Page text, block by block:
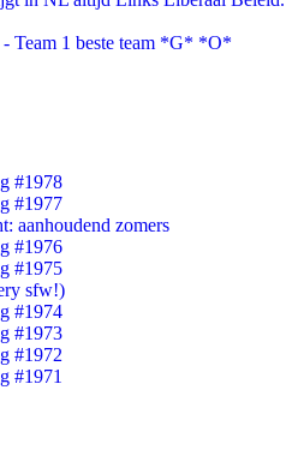
Team 1 beste team *G* *O*
#1978
#1977
aanhoudend zomers
#1976
#1975
sfw!)
#1974
#1973
#1972
#1971